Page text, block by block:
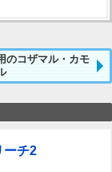
のコザマル・カモ
ーチ2